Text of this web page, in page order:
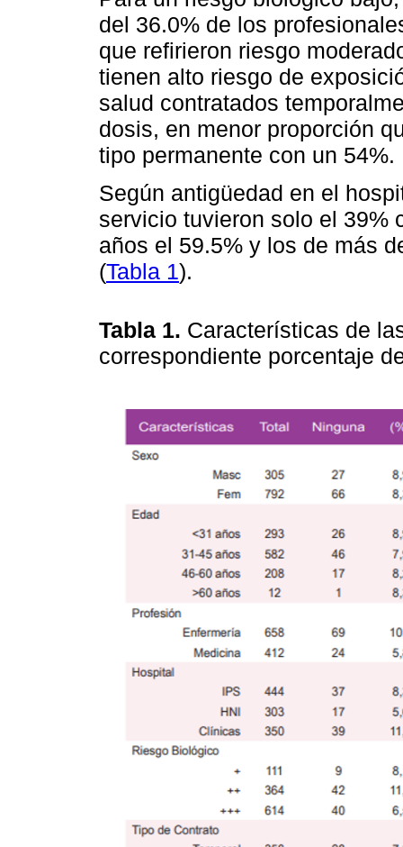
del 36.0% de los
que refirieron riesgo
tienen alto riesgo de
salud contratados
dosis, en menor proporción
tipo permanente con un 54%.
Según antigüedad en el
servicio tuvieron solo el 39%
años el 59.5% y los de más
(Tabla 1).
Tabla 1. Características de
correspondiente porcentaje